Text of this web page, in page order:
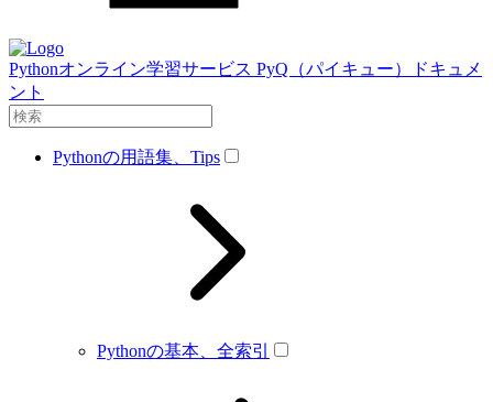
Pythonオンライン学習サービス PyQ（パイキュー）ドキュメ
ント
Pythonの用語集、Tips
Pythonの基本、全索引